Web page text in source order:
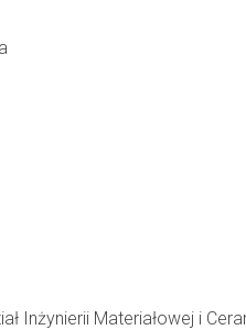
Inżynierii Materiałowej i